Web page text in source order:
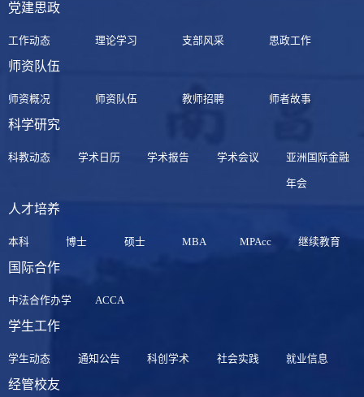
党建思政
工作动态 理论学习 支部风采 思政工作
师资队伍
师资概况 师资队伍 教师招聘 师者故事
科学研究
科教动态 学术日历 学术报告 学术会议 亚洲国际金融
年会
人才培养
本科 博士 硕士 MBA MPAcc 继续教育
国际合作
中法合作办学 ACCA
学生工作
学生动态 通知公告 科创学术 社会实践 就业信息
经管校友